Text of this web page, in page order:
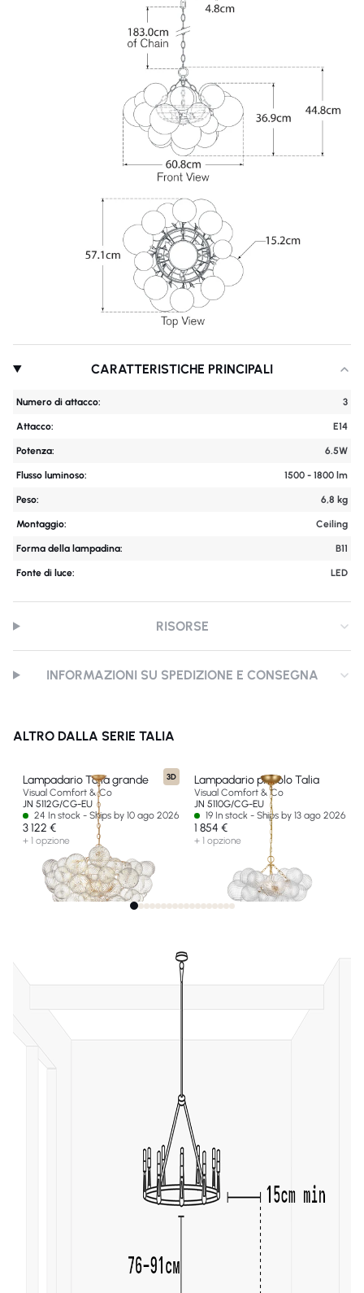
CARATTERISTICHE PRINCIPALI
Numero di attacco: 3
Attacco: E14
Potenza: 6.5W
Flusso luminoso: 1500 - 1800 lm
Peso: 6,8 kg
Montaggio: Ceiling
Forma della lampadina: B11
Fonte di luce: LED
RISORSE
INFORMAZIONI SU SPEDIZIONE E CONSEGNA
ALTRO DALLA SERIE TALIA
3D
Lampadario Talia grande
Visual Comfort & Co
JN 5112G/CG-EU
24 In stock - Ships by 10 ago 2026
3 122 €
+ 1 opzione
Lampadario piccolo Talia
Visual Comfort & Co
JN 5110G/CG-EU
19 In stock - Ships by 13 ago 2026
1 854 €
+ 1 opzione